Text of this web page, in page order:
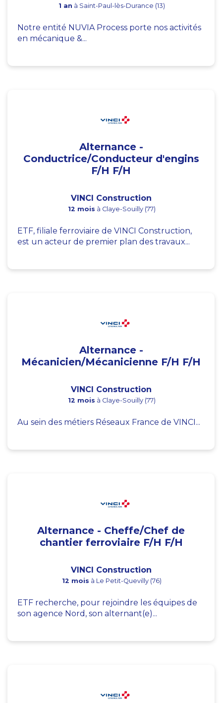
1 an à Saint-Paul-lès-Durance (13)
Notre entité NUVIA Process porte nos activités
en mécanique &...
Alternance -
Conductrice/Conducteur d'engins
F/H F/H
VINCI Construction
12 mois à Claye-Souilly (77)
ETF, filiale ferroviaire de VINCI Construction,
est un acteur de premier plan des travaux...
Alternance -
Mécanicien/Mécanicienne F/H F/H
VINCI Construction
12 mois à Claye-Souilly (77)
Au sein des métiers Réseaux France de VINCI...
Alternance - Cheffe/Chef de
chantier ferroviaire F/H F/H
VINCI Construction
12 mois à Le Petit-Quevilly (76)
ETF recherche, pour rejoindre les équipes de
son agence Nord, son alternant(e)...